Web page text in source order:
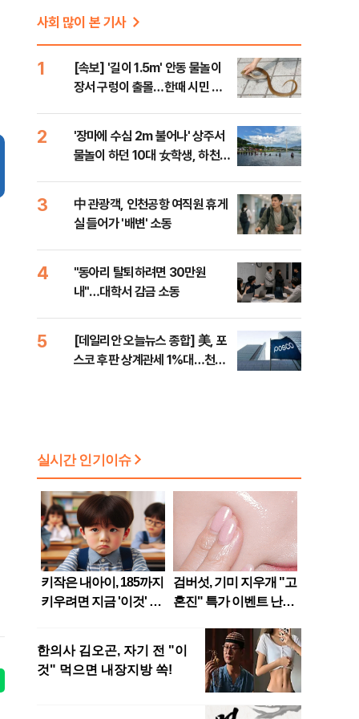
사회 많이 본 기사
1
[속보] '길이 1.5m' 안동 물놀이
장서 구렁이 출몰…한때 시민 대
2
'장마에 수심 2m 불어나' 상주서
물놀이 하던 10대 女학생, 하천에
3
中 관광객, 인천공항 여직원 휴게
실 들어가 '배변' 소동
4
"동아리 탈퇴하려면 30만원
내"…대학서 감금 소동
5
[데일리안 오늘뉴스 종합] 美, 포
스코 후판 상계관세 1%대…천하